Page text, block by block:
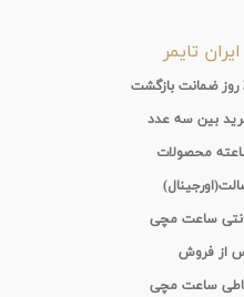
تایمر
بین سه عدد
از فروش
ساعت مچی